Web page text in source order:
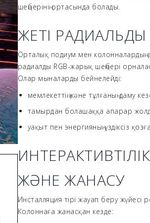
шеңберінің ортасында болады.
ЖЕТІ РАДИАЛЬДЫ
Орталық подиум мен колонналардың
радиалды RGB-жарық шеңбері
Олар мыналарды бейнелейді:
мемлекеттің және тұлғаның даму
тамырдан болашаққа апарар
уақыт пен энергияның үздіксіз
ЖӘНЕ ЖАНАСУ
Инсталляция тірі жауап беру жүйесі
Колоннаға жанасқан кезде: